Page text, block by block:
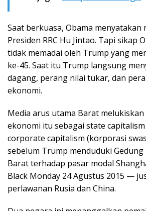
Saat berkuasa, Obama menyatakan
Presiden RRC Hu Jintao. Tapi sikap
tidak memadai oleh Trump yang
ke-45. Saat itu Trump langsung
dagang, perang nilai tukar, dan
ekonomi.
Media arus utama Barat
ekonomi itu sebagai state
corporate capitalism (korporasi
sebelum Trump menduduki
Barat terhadap pasar modal
Black Monday 24 Agustus 2015 —
perlawanan Rusia dan China.